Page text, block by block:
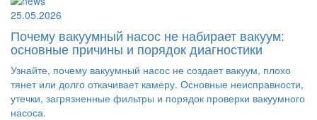
25.05.2026
Почему вакуумный насос не набирает вакуум:
основные причины и порядок диагностики
Узнайте, почему вакуумный насос не создает вакуум, плохо
тянет или долго откачивает камеру. Основные неисправности,
утечки, загрязненные фильтры и порядок проверки вакуумного
насоса.